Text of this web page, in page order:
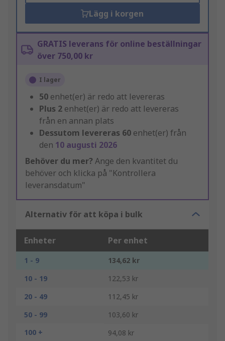
Lägg i korgen
GRATIS leverans för online beställningar
över 750,00 kr
I lager
50 enhet(er) är redo att levereras
Plus 2 enhet(er) är redo att levereras
från en annan plats
Dessutom levereras 60 enhet(er) från
den 10 augusti 2026
Behöver du mer? Ange den kvantitet du
behöver och klicka på "Kontrollera
leveransdatum"
Alternativ för att köpa i bulk
Enheter Per enhet
1 - 9
134,62 kr
10 - 19
122,53 kr
20 - 49
112,45 kr
50 - 99
103,60 kr
100 +
94,08 kr